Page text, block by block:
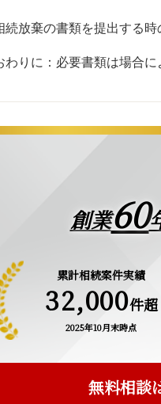
続放棄の書類を提出する時
わりに：必要書類は場合
創業60
累計相続案件実績
32,000件超
2025年10月末時点
無料相談